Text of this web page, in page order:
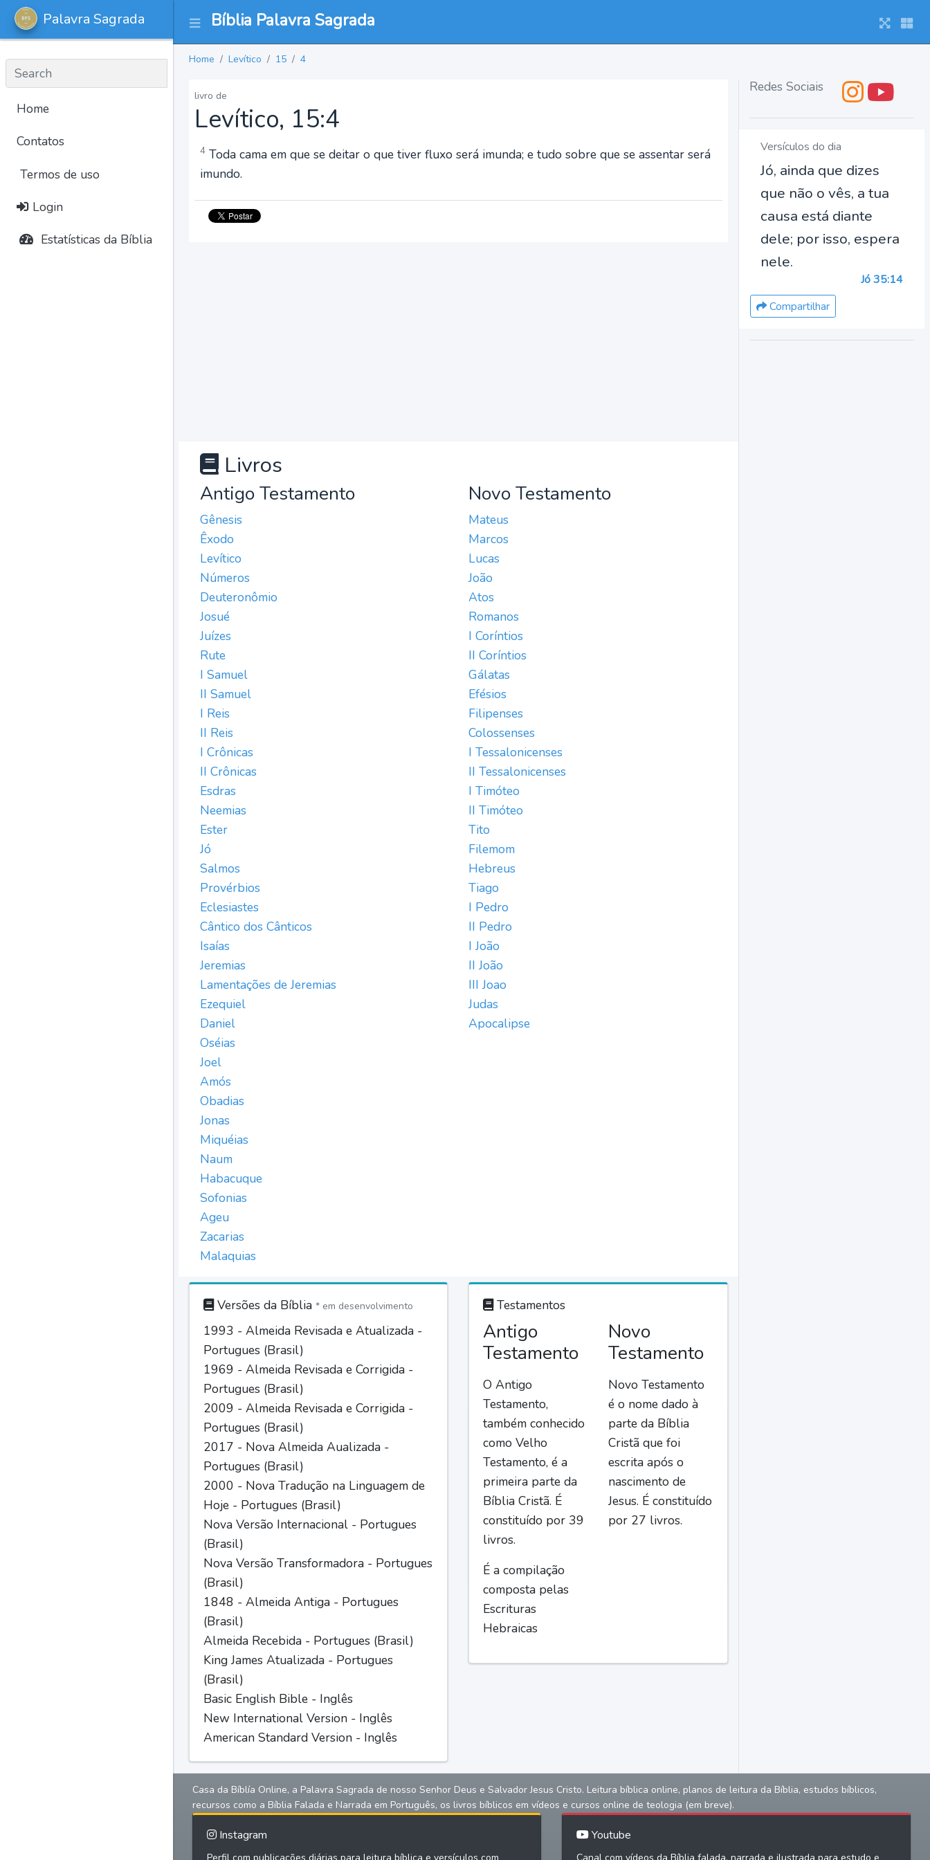
Bíblia Palavra Sagrada
Palavra Sagrada
Home
Contatos
Termos de uso
Login
Estatísticas da Bíblia
Home Levítico 15 4
livro de
Levítico, 15:4
4 Toda cama em que se deitar o que tiver fluxo será imunda; e tudo sobre que se assentar será
imundo.
Livros
Antigo Testamento
Gênesis
Êxodo
Levítico
Números
Deuteronômio
Josué
Juízes
Rute
I Samuel
II Samuel
I Reis
II Reis
I Crônicas
II Crônicas
Esdras
Neemias
Ester
Jó
Salmos
Provérbios
Eclesiastes
Cântico dos Cânticos
Isaías
Jeremias
Lamentações de Jeremias
Ezequiel
Daniel
Oséias
Joel
Amós
Obadias
Jonas
Miquéias
Naum
Habacuque
Sofonias
Ageu
Zacarias
Malaquias
Novo Testamento
Mateus
Marcos
Lucas
João
Atos
Romanos
I Coríntios
II Coríntios
Gálatas
Efésios
Filipenses
Colossenses
I Tessalonicenses
II Tessalonicenses
I Timóteo
II Timóteo
Tito
Filemom
Hebreus
Tiago
I Pedro
II Pedro
I João
II João
III Joao
Judas
Apocalipse
Versões da Bíblia * em desenvolvimento
1993 - Almeida Revisada e Atualizada -
Portugues (Brasil)
1969 - Almeida Revisada e Corrigida -
Portugues (Brasil)
2009 - Almeida Revisada e Corrigida -
Portugues (Brasil)
2017 - Nova Almeida Aualizada -
Portugues (Brasil)
2000 - Nova Tradução na Linguagem de
Hoje - Portugues (Brasil)
Nova Versão Internacional - Portugues
(Brasil)
Nova Versão Transformadora - Portugues
(Brasil)
1848 - Almeida Antiga - Portugues
(Brasil)
Almeida Recebida - Portugues (Brasil)
King James Atualizada - Portugues
(Brasil)
Basic English Bible - Inglês
New International Version - Inglês
American Standard Version - Inglês
Testamentos
Antigo
Testamento
O Antigo
Testamento,
também conhecido
como Velho
Testamento, é a
primeira parte da
Bíblia Cristã. É
constituído por 39
livros.
É a compilação
composta pelas
Escrituras
Hebraicas
Novo
Testamento
Novo Testamento
é o nome dado à
parte da Bíblia
Cristã que foi
escrita após o
nascimento de
Jesus. É constituído
por 27 livros.
Redes Sociais
Versículos do dia
Jó, ainda que dizes
que não o vês, a tua
causa está diante
dele; por isso, espera
nele.
Jó 35:14
Compartilhar
Casa da Bíblía Online, a Palavra Sagrada de nosso Senhor Deus e Salvador Jesus Cristo. Leitura bíblica online, planos de leitura da Bíblia, estudos bíblicos,
recursos como a Bíblia Falada e Narrada em Português, os livros bíblicos em vídeos e cursos online de teologia (em breve).
Instagram Youtube